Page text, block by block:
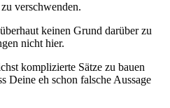
verschwenden.
keinen Grund darüber zu
nicht hier.
komplizierte Sätze zu bauen
Deine eh schon falsche Aussage